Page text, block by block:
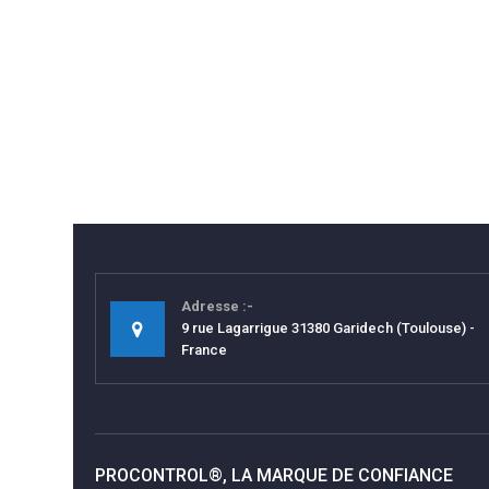
Adresse
9 rue Lagarrigue 31380 Garidech (Toulouse) -
France
PROCONTROL®, LA MARQUE DE CONFIANCE